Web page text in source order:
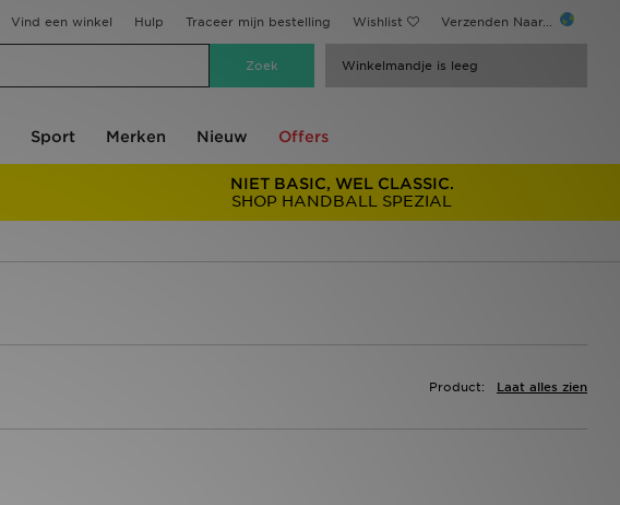
Vind een winkel Hulp Traceer mijn bestelling Wishlist Verzenden Naar...
Winkelmandje is leeg
Sport Merken Nieuw Offers
NIET BASIC, WEL CLASSIC.
SHOP HANDBALL SPEZIAL
Laat alles zien
Product: